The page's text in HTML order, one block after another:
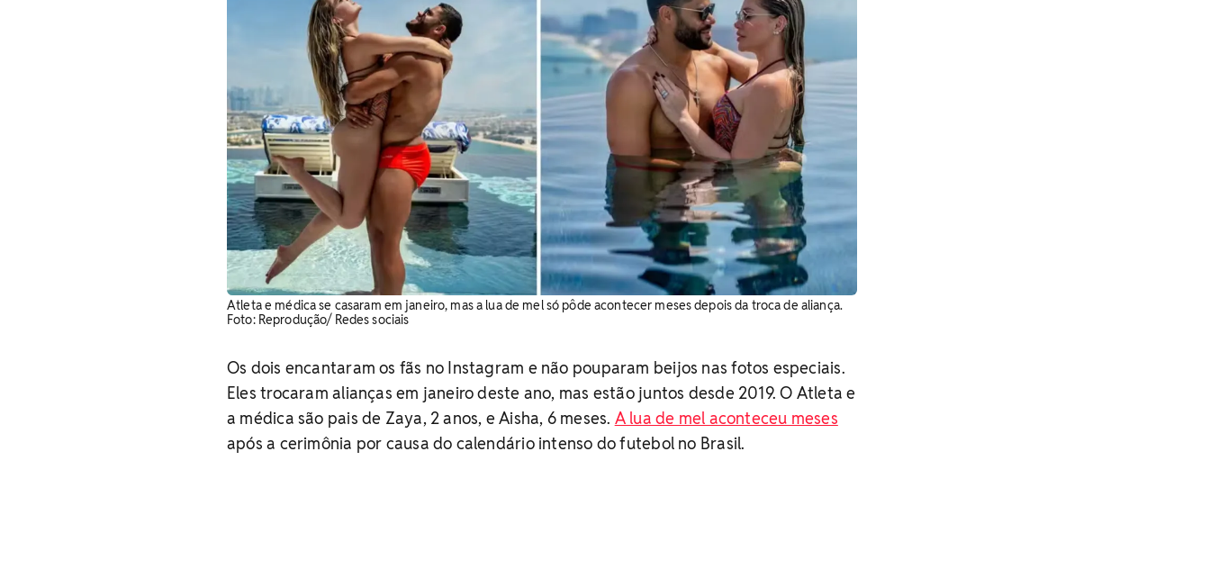
Atleta e médica se casaram em janeiro, mas a lua de mel só pôde acontecer meses depois da troca de aliança.
Foto: Reprodução/ Redes sociais
Os dois encantaram os fãs no Instagram e não pouparam beijos nas fotos especiais.
Eles trocaram alianças em janeiro deste ano, mas estão juntos desde 2019. O Atleta e
a médica são pais de Zaya, 2 anos, e Aisha, 6 meses. A lua de mel aconteceu meses
após a cerimônia por causa do calendário intenso do futebol no Brasil.